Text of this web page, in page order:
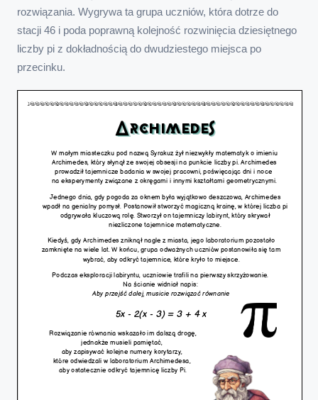
rozwiązania. Wygrywa ta grupa uczniów, która dotrze do
stacji 46 i poda poprawną kolejność rozwinięcia dziesiętnego
liczby pi z dokładnością do dwudziestego miejsca po
przecinku.